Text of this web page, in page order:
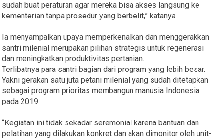
sudah buat peraturan agar mereka bisa akses langsung ke
kementerian tanpa prosedur yang berbelit,” katanya.
Ia menyampaikan upaya memperkenalkan dan menggerakkan
santri milenial merupakan pilihan strategis untuk regenerasi
dan meningkatkan produktivitas pertanian.
Terlibatnya para santri bagian dari program yang lebih besar.
Yakni gerakan satu juta petani milenial yang sudah ditetapkan
sebagai program prioritas membangun manusia Indonesia
pada 2019.
“Kegiatan ini tidak sekadar seremonial karena bantuan dan
pelatihan yang dilakukan konkret dan akan dimonitor oleh unit-